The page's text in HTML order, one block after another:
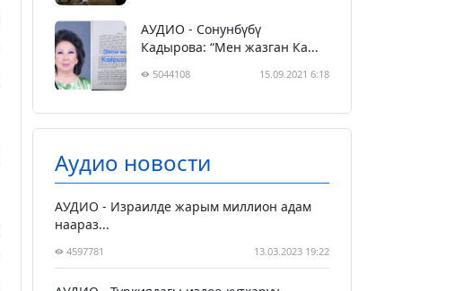
АУДИО - Сонунбүбү
Кадырова: “Мен жазган Ка...
5044108 15.09.2021 6:18
Аудио новости
АУДИО - Израилде жарым миллион адам
наараз...
4597781 13.03.2023 19:22